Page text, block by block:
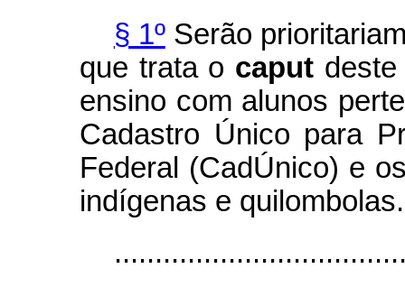
§ 1ºSerão
que trata o caput
ensino com alunos
Cadastro Único para
Federal (CadÚnico) e
indígenas e quilombolas.